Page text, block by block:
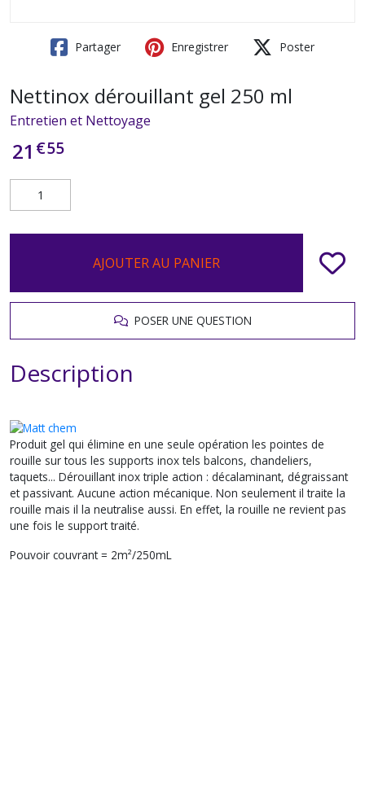
Partager Enregistrer Poster
Nettinox dérouillant gel 250 ml
Entretien et Nettoyage
21 €55
AJOUTER AU PANIER
POSER UNE QUESTION
Description
Produit gel qui élimine en une seule opération les pointes de
rouille sur tous les supports inox tels balcons, chandeliers,
taquets... Dérouillant inox triple action : décalaminant, dégraissant
et passivant. Aucune action mécanique. Non seulement il traite la
rouille mais il la neutralise aussi. En effet, la rouille ne revient pas
une fois le support traité.
Pouvoir couvrant = 2m²/250mL